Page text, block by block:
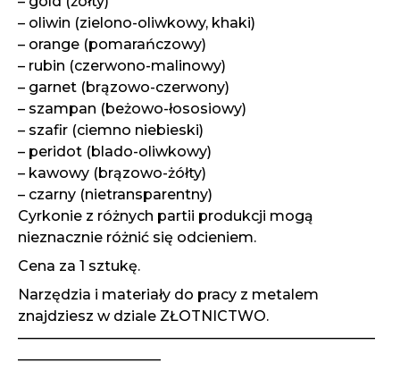
– oliwin (zielono-oliwkowy, khaki)
– orange (pomarańczowy)
– rubin (czerwono-malinowy)
– garnet (brązowo-czerwony)
– szampan (beżowo-łososiowy)
– szafir (ciemno niebieski)
– peridot (blado-oliwkowy)
– kawowy (brązowo-żółty)
– czarny (nietransparentny)
Cyrkonie z różnych partii produkcji mogą
nieznacznie różnić się odcieniem.
Cena za 1 sztukę.
Narzędzia i materiały do pracy z metalem
znajdziesz w dziale ZŁOTNICTWO.
—————————————————————————
——————————